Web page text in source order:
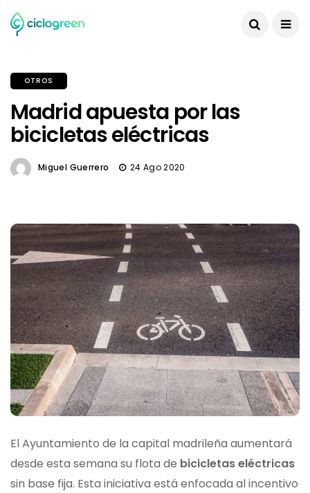
OTROS
Madrid apuesta por las
bicicletas eléctricas
Miguel Guerrero 24 Ago 2020
El Ayuntamiento de la capital madrileña aumentará
desde esta semana su flota de bicicletas eléctricas
sin base fija. Esta iniciativa está enfocada al incentivo